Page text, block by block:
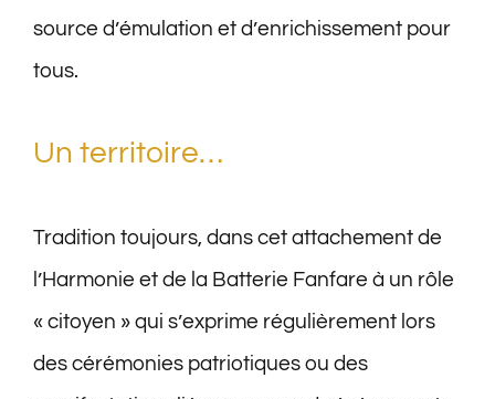
source d’émulation et d’enrichissement pour
tous.
Un territoire…
Tradition toujours, dans cet attachement de
l’Harmonie et de la Batterie Fanfare à un rôle
« citoyen » qui s’exprime régulièrement lors
des cérémonies patriotiques ou des